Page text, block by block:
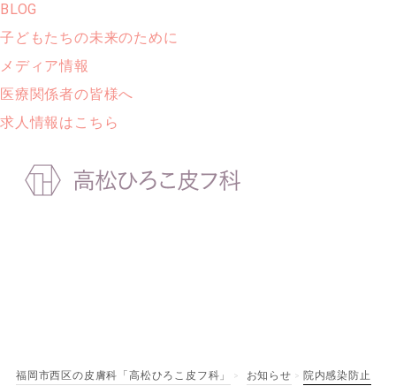
BLOG
子どもたちの未来のために
メディア情報
医療関係者の皆様へ
求人情報はこちら
福岡市西区の皮膚科「高松ひろこ皮フ科」 > お知らせ > 院内感染防止